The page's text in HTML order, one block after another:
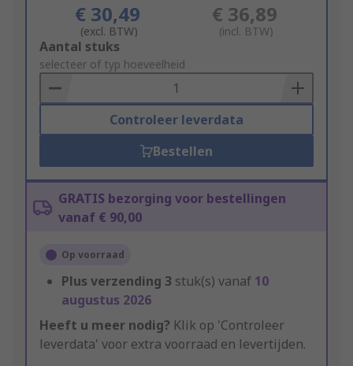
€ 30,49
(excl. BTW)
€ 36,89
(incl. BTW)
Add
to
Basket
Aantal stuks
selecteer of typ hoeveelheid
Controleer leverdata
Bestellen
GRATIS bezorging voor bestellingen
vanaf € 90,00
Op voorraad
Plus verzending 3 stuk(s) vanaf 10
augustus 2026
Heeft u meer nodig? Klik op 'Controleer
leverdata' voor extra voorraad en levertijden.